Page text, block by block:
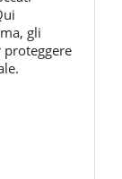
gli